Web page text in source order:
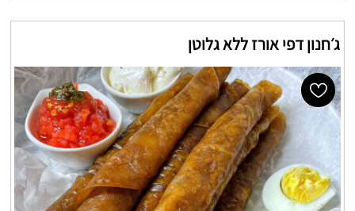
ג׳חנון דפי אורז ללא גלוטן